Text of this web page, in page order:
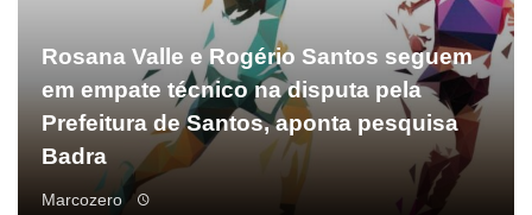
Rosana Valle e Rogério Santos seguem
em empate técnico na disputa pela
Prefeitura de Santos, aponta pesquisa
Badra
Marcozero